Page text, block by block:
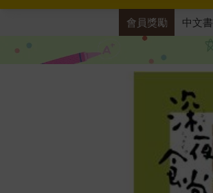
會員獎勵 中文書